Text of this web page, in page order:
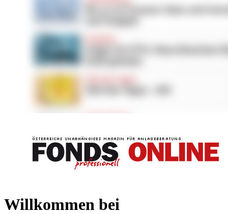
Willkommen bei